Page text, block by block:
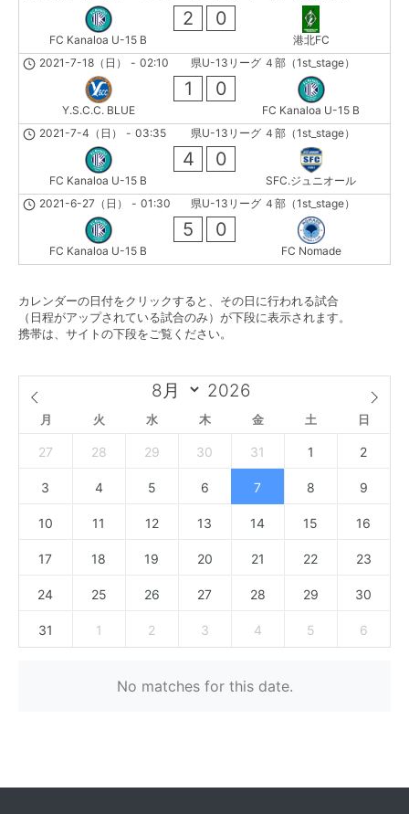
FC Kanaloa U-15 B
2 0
港北FC
県U-13リーグ ４部（1st_stage）
2021-7-18（日） - 02:10
Y.S.C.C. BLUE
1 0
FC Kanaloa U-15 B
県U-13リーグ ４部（1st_stage）
2021-7-4（日） - 03:35
FC Kanaloa U-15 B
4 0
SFC.ジュニオール
県U-13リーグ ４部（1st_stage）
2021-6-27（日） - 01:30
FC Kanaloa U-15 B
5 0
FC Nomade
カレンダーの日付をクリックすると、その日に行われる試合
（日程がアップされている試合のみ）が下段に表示されます。
携帯は、サイトの下段をご覧ください。
月 火 水 木 金 土 日
27 28 29 30 31 1 2
3 4 5 6 7 8 9
10 11 12 13 14 15 16
17 18 19 20 21 22 23
24 25 26 27 28 29 30
31 1 2 3 4 5 6
No matches for this date.